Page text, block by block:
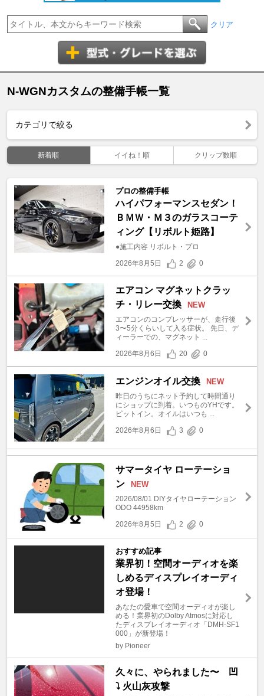
クリア
N-WGNカスタムの整備手帳一覧
カテゴリで絞る
新着順 イイね！順 クリップ数順
プロの整備手帳
ハイパフォーマンスセダン！
ＢＭＷ・Ｍ３のガラスコーテ
ィング【リボルト姫路】
●施工内容 リボルト・プロ
2026年8月5日
2 0
エアコン マグネットクラッ
チ・リレー交換
NEW
エアコンのコンプレッサーが、走行後
3〜5分くらいして入る症状。 先日、デ
ィーラーでの、マグネット ...
2026年8月6日
20 0
エンジンオイル交換 NEW
昨日のうちにネット予約して時間通り
にショップに到着。いつものYHです。
ピットイン。オイルはいつも ...
2026年8月6日
3 0
サマータイヤ ローテーショ
ン
NEW
2026/08/01 DIYタイヤローテーション
ODO 44958km
2026年8月5日
2 0
おすすめ記事
業界初！空間オーディオを楽
しめるディスプレイオーディ
オ登場！
あなたの愛車で空間オーディオが楽し
める！業界初のDolby Atmosに対応し
たディスプレイオーディオ「DMH-SF1
000」が新登場！
by Pioneer
久々に、やられました〜 凹
⤵︎ 火山灰攻撃